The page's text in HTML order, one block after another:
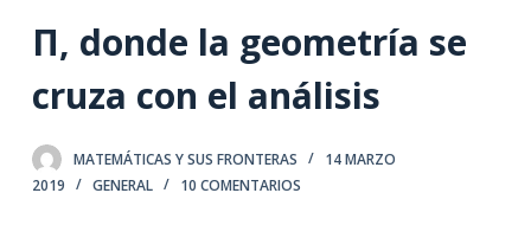
n
Π, donde la geometría se
cruza con el análisis
MATEMÁTICAS Y SUS FRONTERAS
14 MARZO
2019
GENERAL 10 COMENTARIOS